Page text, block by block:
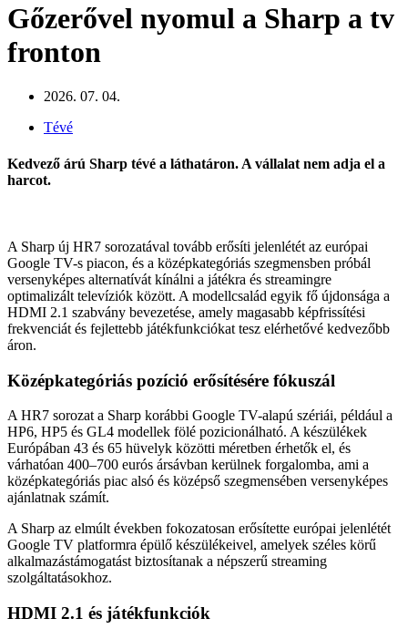
Gőzerővel nyomul a Sharp a tv
fronton
2026. 07. 04.
Tévé
Kedvező árú Sharp tévé a láthatáron. A vállalat nem adja el a
harcot.
A Sharp új HR7 sorozatával tovább erősíti jelenlétét az európai
Google TV-s piacon, és a középkategóriás szegmensben próbál
versenyképes alternatívát kínálni a játékra és streamingre
optimalizált televíziók között. A modellcsalád egyik fő újdonsága a
HDMI 2.1 szabvány bevezetése, amely magasabb képfrissítési
frekvenciát és fejlettebb játékfunkciókat tesz elérhetővé kedvezőbb
áron.
Középkategóriás pozíció erősítésére fókuszál
A HR7 sorozat a Sharp korábbi Google TV-alapú szériái, például a
HP6, HP5 és GL4 modellek fölé pozicionálható. A készülékek
Európában 43 és 65 hüvelyk közötti méretben érhetők el, és
várhatóan 400–700 eurós ársávban kerülnek forgalomba, ami a
középkategóriás piac alsó és középső szegmensében versenyképes
ajánlatnak számít.
A Sharp az elmúlt években fokozatosan erősítette európai jelenlétét
Google TV platformra épülő készülékeivel, amelyek széles körű
alkalmazástámogatást biztosítanak a népszerű streaming
szolgáltatásokhoz.
HDMI 2.1 és játékfunkciók